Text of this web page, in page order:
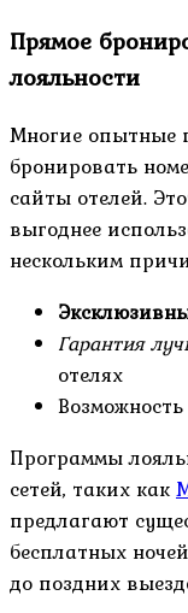
Прямое
лояльности
Многие опытные
бронировать
сайты отелей.
выгоднее
нескольким
Гарантия
отелях
Программы
сетей, таких как
предлагают
бесплатных
до поздних